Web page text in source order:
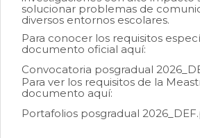
solucionar problemas de
diversos entornos escolares.
Para conocer los requisitos
documento oficial aquí:
Convocatoria posgradual
Para ver los requisitos de la
documento aquí:
Portafolios posgradual